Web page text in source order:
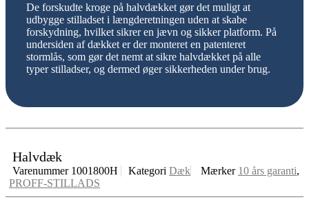
De forskudte kroge på halvdækket gør det muligt at
udbygge stilladset i længderetningen uden at skabe
forskydning, hvilket sikrer en jævn og sikker platform. På
undersiden af dækket er der monteret en patenteret
stormlås, som gør det nemt at sikre halvdækket på alle
typer stilladser, og dermed øger sikkerheden under brug.
Halvdæk
Varenummer 1001800H Kategori Dæk Mærker 10 års garanti,
PROFF-STILLADS